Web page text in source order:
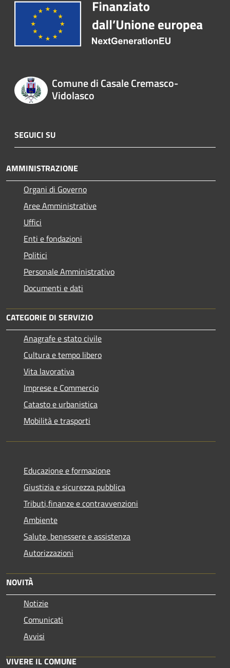
Comune di Casale Cremasco-
Vidolasco
SEGUICI SU
AMMINISTRAZIONE
Organi di Governo
Aree Amministrative
Uffici
Enti e fondazioni
Politici
Personale Amministrativo
Documenti e dati
CATEGORIE DI SERVIZIO
Anagrafe e stato civile
Cultura e tempo libero
Vita lavorativa
Imprese e Commercio
Catasto e urbanistica
Mobilità e trasporti
Educazione e formazione
Giustizia e sicurezza pubblica
Tributi,finanze e contravvenzioni
Ambiente
Salute, benessere e assistenza
Autorizzazioni
NOVITÀ
Notizie
Comunicati
Avvisi
VIVERE IL COMUNE